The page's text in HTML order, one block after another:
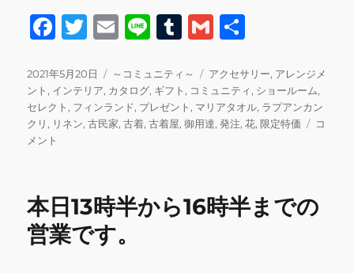
F
c
e
b
k
T
it
te
r
E
ai
l
Li
e
T
m
bl
r
G
ai
l
投
稿
日:
2021年5月20日
カ
テ
ゴ
リ
～コミュニティ～
タ
グ
アクセサリー, アレンジメ
ント, インテリア, カタログ, ギフト, コミュニティ, ショールーム,
セレクト, フィンランド, プレゼント, マリアタオル, ラプアンカン
クリ, リネン,古民家,古着,古着屋,御用達,発注,花,限定特価
本
か
コ
メント
本日13時半から16時半までの
営業です。